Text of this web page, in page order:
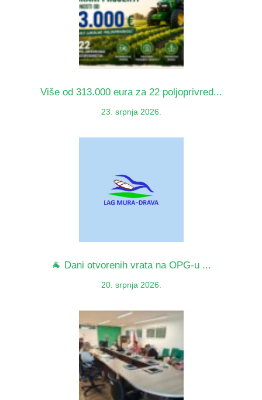
Više od 313.000 eura za 22 poljoprivred...
23. srpnja 2026.
🐐 Dani otvorenih vrata na OPG-u ...
20. srpnja 2026.